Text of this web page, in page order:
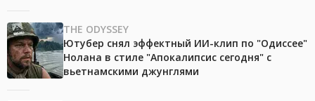
THE ODYSSEY
Ютубер снял эффектный ИИ-клип по "Одиссее"
Нолана в стиле "Апокалипсис сегодня" с
вьетнамскими джунглями